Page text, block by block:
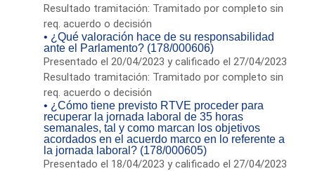
Resultado tramitación: Tramitado por completo sin
req. acuerdo o decisión
• ¿Qué valoración hace de su responsabilidad
ante el Parlamento? (178/000606)
Presentado el 20/04/2023 y calificado el 27/04/2023
Resultado tramitación: Tramitado por completo sin
req. acuerdo o decisión
• ¿Cómo tiene previsto RTVE proceder para
recuperar la jornada laboral de 35 horas
semanales, tal y como marcan los objetivos
acordados en el acuerdo marco en lo referente a
la jornada laboral? (178/000605)
Presentado el 18/04/2023 y calificado el 27/04/2023